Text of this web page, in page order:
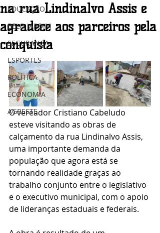
EDUCAÇÃO
BELO JARDIM
SEGURANÇA
ESPORTES
POLÍTICA
ECONOMIA
AGRESTE
na rua Lindinalvo Assis e
agradece aos parceiros pela
conquista
O vereador Cristiano Cabeludo
esteve visitando as obras de
calçamento da rua Lindinalvo Assis,
uma importante demanda da
população que agora está se
tornando realidade graças ao
trabalho conjunto entre o legislativo
e o executivo municipal, com o apoio
de lideranças estaduais e federais.